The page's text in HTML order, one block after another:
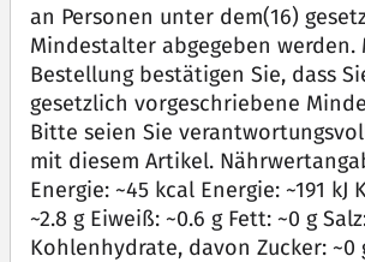
an Personen unter dem(16)
Mindestalter abgegeben werden.
Bestellung bestätigen Sie, dass
gesetzlich vorgeschriebene
Bitte seien Sie
mit diesem Artikel.
Energie: ~45 kcal Energie: ~191
~2.8 g Eiweiß: ~0.6 g Fett: ~0 g
Kohlenhydrate, davon Zucker: ~0